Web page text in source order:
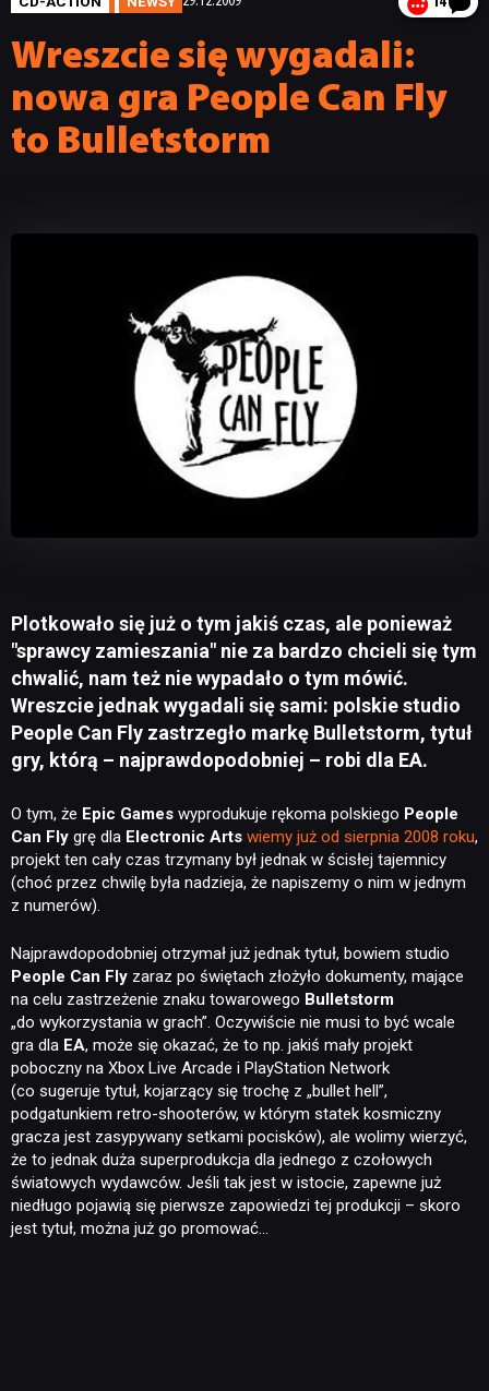
Wreszcie się wygadali:
nowa gra People Can Fly
to Bulletstorm
Plotkowało się już o tym jakiś czas, ale ponieważ
"sprawcy zamieszania" nie za bardzo chcieli się tym
chwalić, nam też nie wypadało o tym mówić.
Wreszcie jednak wygadali się sami: polskie studio
People Can Fly zastrzegło markę Bulletstorm, tytuł
gry, którą – najprawdopodobniej – robi dla EA.
O tym, że Epic Games wyprodukuje rękoma polskiego People
Can Fly grę dla Electronic Arts wiemy już od sierpnia 2008 roku,
projekt ten cały czas trzymany był jednak w ścisłej tajemnicy
(choć przez chwilę była nadzieja, że napiszemy o nim w jednym
z numerów).
Najprawdopodobniej otrzymał już jednak tytuł, bowiem studio
People Can Fly zaraz po świętach złożyło dokumenty, mające
na celu zastrzeżenie znaku towarowego Bulletstorm
„do wykorzystania w grach”. Oczywiście nie musi to być wcale
gra dla EA, może się okazać, że to np. jakiś mały projekt
poboczny na Xbox Live Arcade i PlayStation Network
(co sugeruje tytuł, kojarzący się trochę z „bullet hell”,
podgatunkiem retro-shooterów, w którym statek kosmiczny
gracza jest zasypywany setkami pocisków), ale wolimy wierzyć,
że to jednak duża superprodukcja dla jednego z czołowych
światowych wydawców. Jeśli tak jest w istocie, zapewne już
niedługo pojawią się pierwsze zapowiedzi tej produkcji – skoro
jest tytuł, można już go promować…